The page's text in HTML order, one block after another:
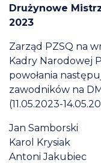
Drużynowe
2023
Zarząd PZSQ na
Kadry Narodowej
powołania
zawodników na
(11.05.2023-
Jan Samborski
Karol Krysiak
Antoni Jakubiec